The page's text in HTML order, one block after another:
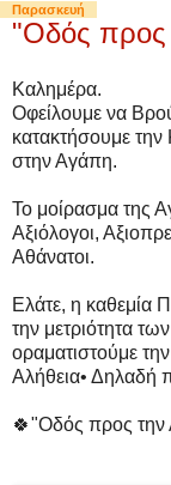
Παρασκευή
"Οδός προς
Καλημέρα.
Οφείλουμε να
κατακτήσουμε
στην Αγάπη.
Το μοίρασμα της
Αξιόλογοι,
Αθάνατοι.
Ελάτε, η καθεμία
την μετριότητα
οραματιστούμε
Αλήθεια• Δηλαδή
🍀"Οδός προς την